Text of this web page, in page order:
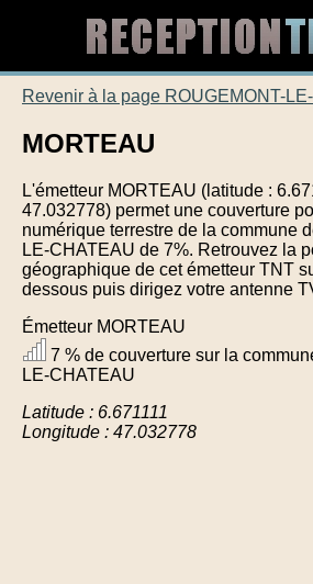
Revenir à la page ROUGEMONT-
MORTEAU
L'émetteur MORTEAU (latitude :
47.032778) permet une couverture
numérique terrestre de la commune
LE-CHATEAU de 7%. Retrouvez la
géographique de cet émetteur TNT
dessous puis dirigez votre antenne
Émetteur MORTEAU
7 % de couverture sur la
LE-CHATEAU
Latitude : 6.671111
Longitude : 47.032778